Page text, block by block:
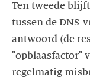
Ten tweede
tussen de DNS-
antwoord (de
"opblaasfactor"
regelmatig